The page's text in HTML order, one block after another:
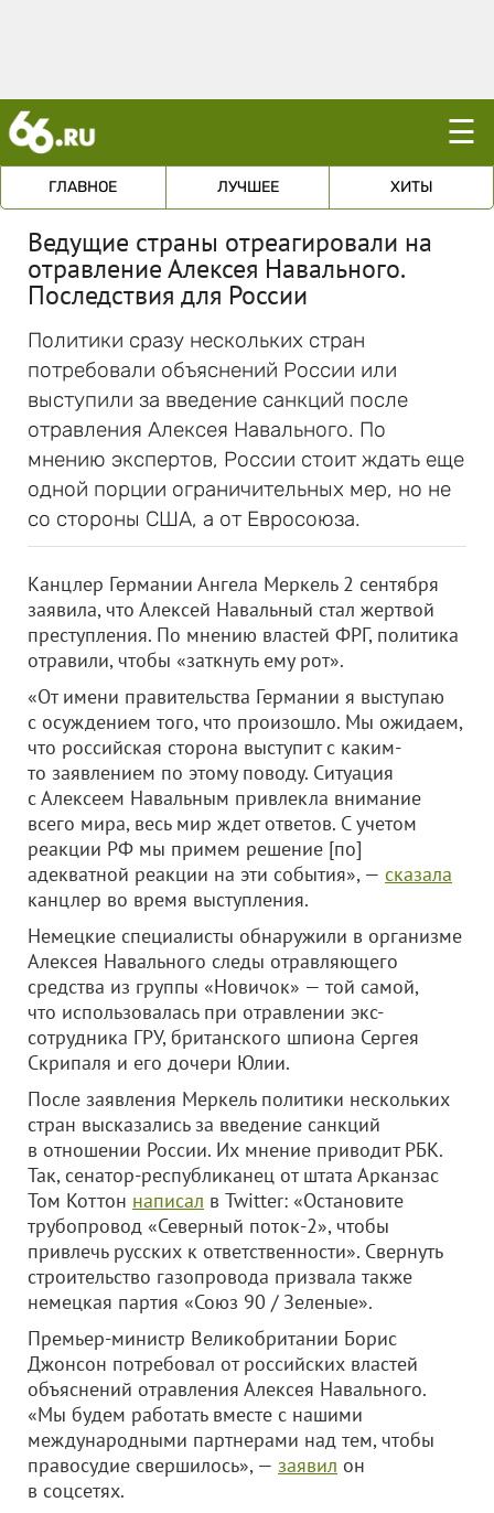
☰
ГЛАВНОЕ ЛУЧШЕЕ ХИТЫ
Ведущие страны отреагировали на
отравление Алексея Навального.
Последствия для России
Политики сразу нескольких стран
потребовали объяснений России или
выступили за введение санкций после
отравления Алексея Навального. По
мнению экспертов, России стоит ждать еще
одной порции ограничительных мер, но не
со стороны США, а от Евросоюза.
Канцлер Германии Ангела Меркель 2 сентября
заявила, что Алексей Навальный стал жертвой
преступления. По мнению властей ФРГ, политика
отравили, чтобы «заткнуть ему рот».
«От имени правительства Германии я выступаю
с осуждением того, что произошло. Мы ожидаем,
что российская сторона выступит с каким-
то заявлением по этому поводу. Ситуация
с Алексеем Навальным привлекла внимание
всего мира, весь мир ждет ответов. С учетом
реакции РФ мы примем решение [по]
адекватной реакции на эти события», — сказала
канцлер во время выступления.
Немецкие специалисты обнаружили в организме
Алексея Навального следы отравляющего
средства из группы «Новичок» — той самой,
что использовалась при отравлении экс-
сотрудника ГРУ, британского шпиона Сергея
Скрипаля и его дочери Юлии.
После заявления Меркель политики нескольких
стран высказались за введение санкций
в отношении России. Их мнение приводит РБК.
Так, сенатор-республиканец от штата Арканзас
Том Коттон написал в Twitter: «Остановите
трубопровод «Северный поток-2», чтобы
привлечь русских к ответственности». Свернуть
строительство газопровода призвала также
немецкая партия «Союз 90 / Зеленые».
Премьер-министр Великобритании Борис
Джонсон потребовал от российских властей
объяснений отравления Алексея Навального.
«Мы будем работать вместе с нашими
международными партнерами над тем, чтобы
правосудие свершилось», — заявил он
в соцсетях.